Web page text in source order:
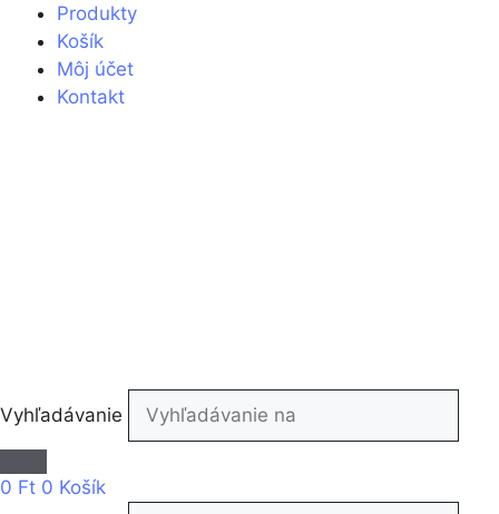
Preskočiť
obsah
Produkty
Košík
Môj účet
Kontakt
Vyhľadávanie
0 Ft 0 Košík